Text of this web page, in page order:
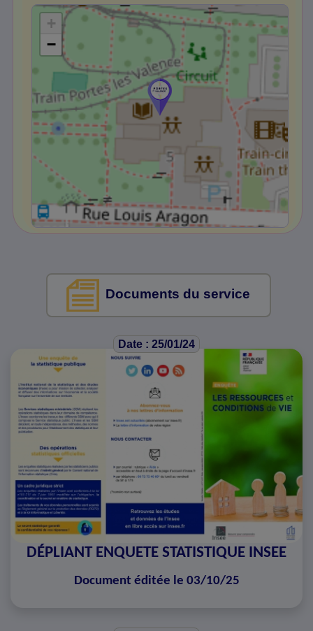
+
−
Documents du service
Date : 25/01/24
DÉPLIANT ENQUETE STATISTIQUE INSEE
Document éditée le 03/10/25